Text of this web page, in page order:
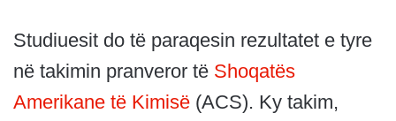
Studiuesit do të paraqesin rezultatet e tyre
në takimin pranveror të Shoqatës
Amerikane të Kimisë (ACS). Ky takim,